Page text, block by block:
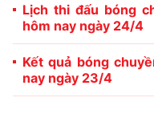
Lịch thi đấu bóng
hôm nay ngày 24/4
Kết quả bóng
nay ngày 23/4